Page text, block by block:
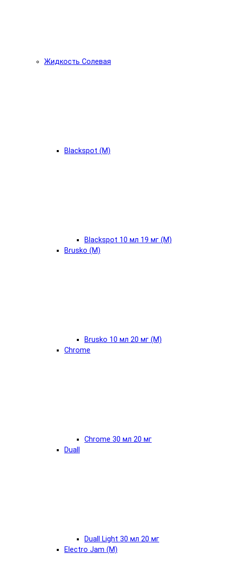
Жидкость Солевая
Blackspot (М)
Blackspot 10 мл 19 мг (М)
Brusko (М)
Brusko 10 мл 20 мг (М)
Chrome
Chrome 30 мл 20 мг
Duall
Duall Light 30 мл 20 мг
Electro Jam (М)